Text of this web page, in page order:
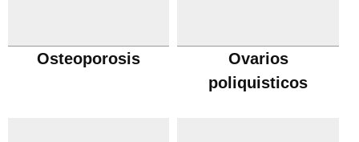
Osteoporosis
Ovarios
poliquisticos